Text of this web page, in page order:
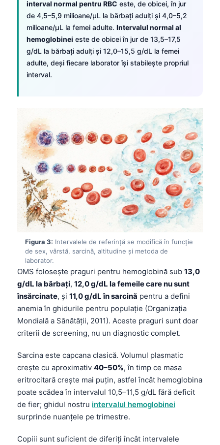
interval normal pentru RBC este, de obicei, în jur
de 4,5–5,9 milioane/µL la bărbați adulți și 4,0–5,2
milioane/µL la femei adulte. Intervalul normal al
hemoglobinei este de obicei în jur de 13,5–17,5
g/dL la bărbați adulți și 12,0–15,5 g/dL la femei
adulte, deși fiecare laborator își stabilește propriul
interval.
Figura 3: Intervalele de referință se modifică în funcție
de sex, vârstă, sarcină, altitudine și metoda de
laborator.
OMS folosește praguri pentru hemoglobină sub 13,0
g/dL la bărbați, 12,0 g/dL la femeile care nu sunt
însărcinate, și 11,0 g/dL în sarcină pentru a defini
anemia în ghidurile pentru populație (Organizația
Mondială a Sănătății, 2011). Aceste praguri sunt doar
criterii de screening, nu un diagnostic complet.
Sarcina este capcana clasică. Volumul plasmatic
crește cu aproximativ 40–50%, în timp ce masa
eritrocitară crește mai puțin, astfel încât hemoglobina
poate scădea în intervalul 10,5–11,5 g/dL fără deficit
de fier; ghidul nostru intervalul hemoglobinei
surprinde nuanțele pe trimestre.
Copiii sunt suficient de diferiți încât intervalele